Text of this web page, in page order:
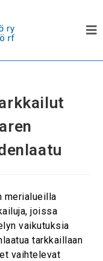
merialueilla
joissa
vaikutuksia
tarkkaillaan
vaihtelevat